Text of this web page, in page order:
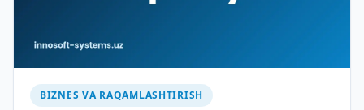
BIZNES VA RAQAMLASHTIRISH